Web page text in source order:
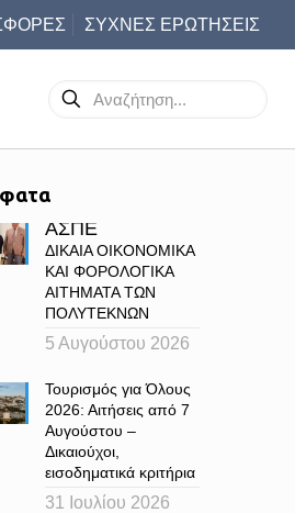
ΣΥΧΝΕΣ ΕΡΩΤΗΣΕΙΣ
ΑΣΠΕ
ΔΙΚΑΙΑ ΟΙΚΟΝΟΜΙΚΑ
ΚΑΙ ΦΟΡΟΛΟΓΙΚΑ
ΑΙΤΗΜΑΤΑ ΤΩΝ
ΠΟΛΥΤΕΚΝΩΝ
5 Αυγούστου 2026
Τουρισμός για Όλους
2026: Αιτήσεις από 7
Αυγούστου –
Δικαιούχοι,
εισοδηματικά κριτήρια
31 Ιουλίου 2026